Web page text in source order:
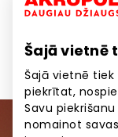
Šajā vietnē
Šajā vietnē
piekrītat,
Savu
nomainot
Apģērbs